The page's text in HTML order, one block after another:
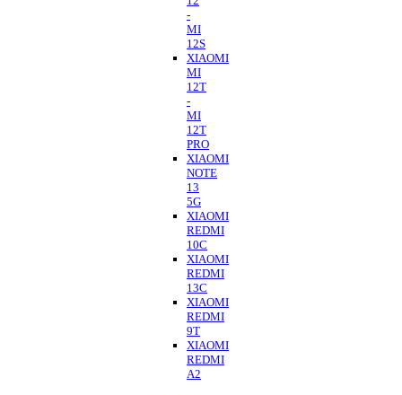
-
MI
12S
XIAOMI
MI
12T
-
MI
12T
PRO
XIAOMI
NOTE
13
5G
XIAOMI
REDMI
10C
XIAOMI
REDMI
13C
XIAOMI
REDMI
9T
XIAOMI
REDMI
A2